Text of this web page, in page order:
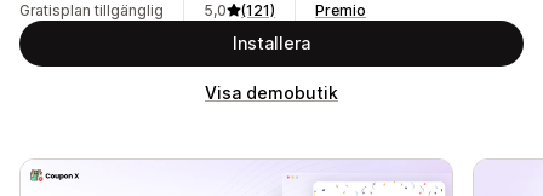
Gratisplan tillgänglig
5,0
(121)
Premio
Installera
Visa demobutik